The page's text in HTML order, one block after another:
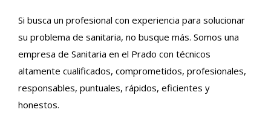
Si busca un profesional con experiencia para solucionar
su problema de sanitaria, no busque más. Somos una
empresa de Sanitaria en el Prado con técnicos
altamente cualificados, comprometidos, profesionales,
responsables, puntuales, rápidos, eficientes y
honestos.